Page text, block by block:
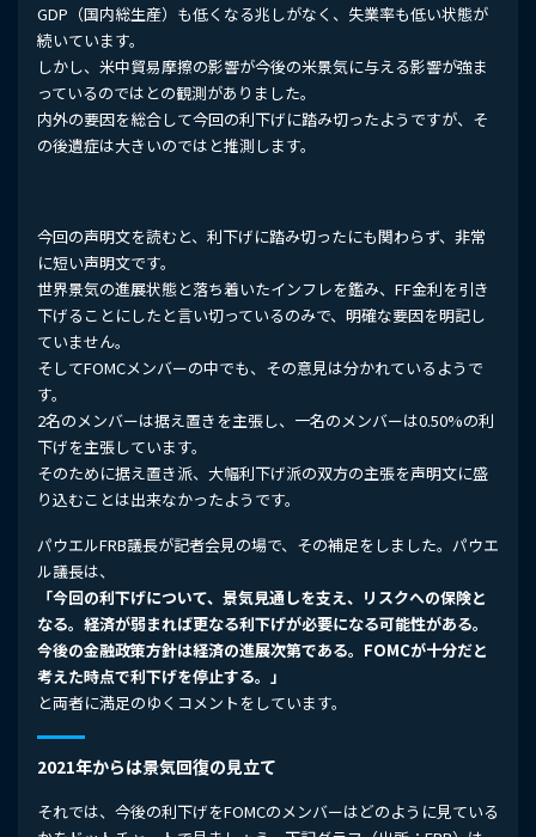
GDP（国内総生産）も低くなる兆しがなく、失業率も低い状態が
続いています。
しかし、米中貿易摩擦の影響が今後の米景気に与える影響が強ま
っているのではとの観測がありました。
内外の要因を総合して今回の利下げに踏み切ったようですが、そ
の後遺症は大きいのではと推測します。
今回の声明文を読むと、利下げに踏み切ったにも関わらず、非常
に短い声明文です。
世界景気の進展状態と落ち着いたインフレを鑑み、FF金利を引き
下げることにしたと言い切っているのみで、明確な要因を明記し
ていません。
そしてFOMCメンバーの中でも、その意見は分かれているようで
す。
2名のメンバーは据え置きを主張し、一名のメンバーは0.50%の利
下げを主張しています。
そのために据え置き派、大幅利下げ派の双方の主張を声明文に盛
り込むことは出来なかったようです。
パウエルFRB議長が記者会見の場で、その補足をしました。パウエ
ル議長は、
「今回の利下げについて、景気見通しを支え、リスクへの保険と
なる。経済が弱まれば更なる利下げが必要になる可能性がある。
今後の金融政策方針は経済の進展次第である。FOMCが十分だと
考えた時点で利下げを停止する。」
と両者に満足のゆくコメントをしています。
2021年からは景気回復の見立て
それでは、今後の利下げをFOMCのメンバーはどのように見ている